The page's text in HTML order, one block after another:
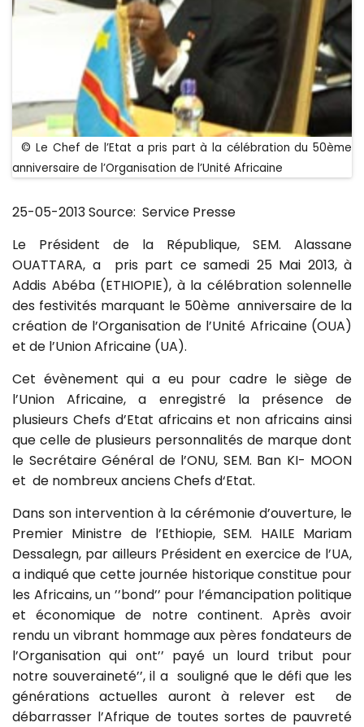
© Le Chef de l’Etat a pris part à la célébration du 50ème
anniversaire de l’Organisation de l’Unité Africaine
25-05-2013 Source: Service Presse
Le Président de la République, SEM. Alassane
OUATTARA, a pris part ce samedi 25 Mai 2013, à
Addis Abéba (ETHIOPIE), à la célébration solennelle
des festivités marquant le 50ème anniversaire de la
création de l’Organisation de l’Unité Africaine (OUA)
et de l’Union Africaine (UA).
Cet évènement qui a eu pour cadre le siège de
l’Union Africaine, a enregistré la présence de
plusieurs Chefs d’Etat africains et non africains ainsi
que celle de plusieurs personnalités de marque dont
le Secrétaire Général de l’ONU, SEM. Ban KI- MOON
et de nombreux anciens Chefs d‘Etat.
Dans son intervention à la cérémonie d’ouverture, le
Premier Ministre de l’Ethiopie, SEM. HAILE Mariam
Dessalegn, par ailleurs Président en exercice de l’UA,
a indiqué que cette journée historique constitue pour
les Africains, un ’’bond’’ pour l’émancipation politique
et économique de notre continent. Après avoir
rendu un vibrant hommage aux pères fondateurs de
l’Organisation qui ont’’ payé un lourd tribut pour
notre souveraineté’’, il a souligné que le défi que les
générations actuelles auront à relever est de
débarrasser l’Afrique de toutes sortes de pauvreté